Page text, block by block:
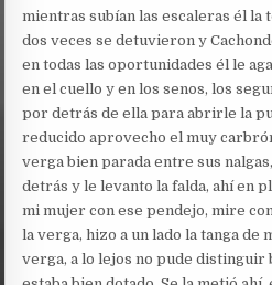
mientras subían las escaleras él la
dos veces se detuvieron y
en todas las oportunidades él le
en el cuello y en los senos, los
por detrás de ella para abrirle la
reducido aprovecho el muy
verga bien parada entre sus
detrás y le levanto la falda, ahí en
mi mujer con ese pendejo, mire
la verga, hizo a un lado la tanga de
verga, a lo lejos no pude distinguir